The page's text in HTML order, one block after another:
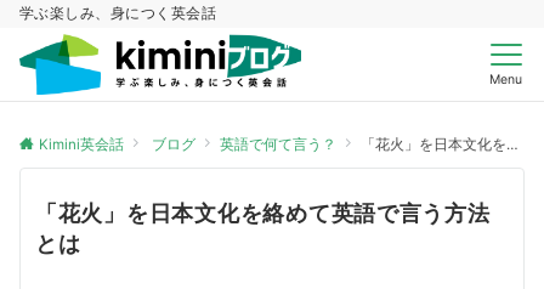
学ぶ楽しみ、身につく英会話
Menu
Kimini英会話 ブログ 英語で何て言う？ 「花火」を日本文化を絡めて英語で言う方法とは
「花火」を日本文化を絡めて英語で言う方法
とは